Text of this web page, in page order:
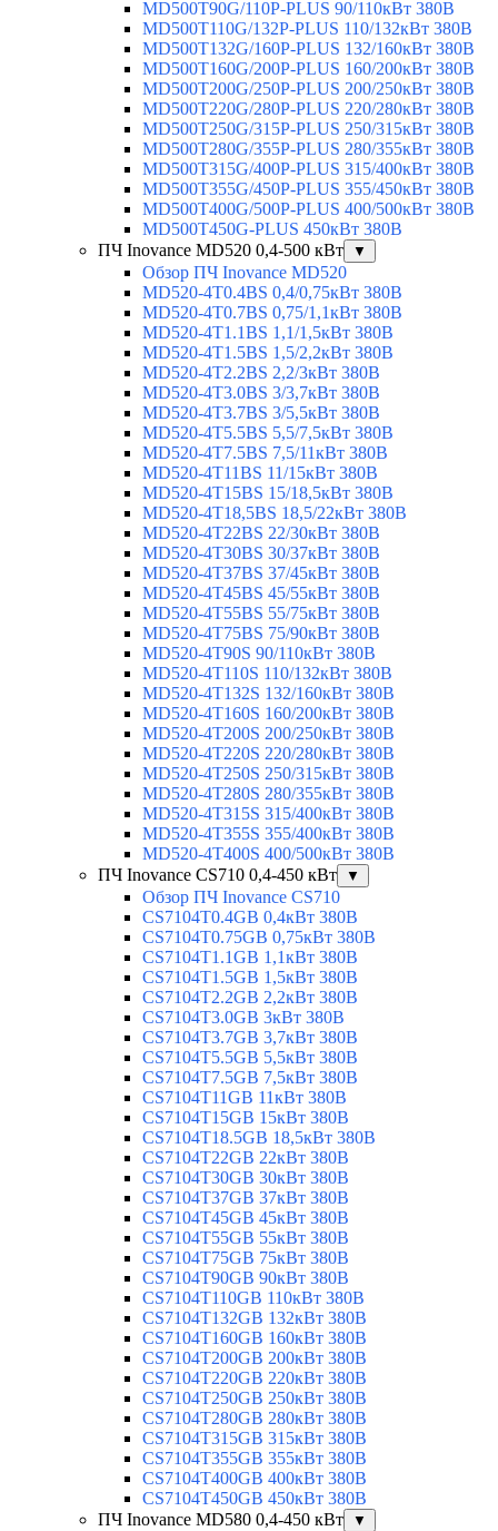
MD500T90G/110P-PLUS 90/110кВт 380В
MD500T110G/132P-PLUS 110/132кВт 380В
MD500T132G/160P-PLUS 132/160кВт 380В
MD500T160G/200P-PLUS 160/200кВт 380В
MD500T200G/250P-PLUS 200/250кВт 380В
MD500T220G/280P-PLUS 220/280кВт 380В
MD500T250G/315P-PLUS 250/315кВт 380В
MD500T280G/355P-PLUS 280/355кВт 380В
MD500T315G/400P-PLUS 315/400кВт 380В
MD500T355G/450P-PLUS 355/450кВт 380В
MD500T400G/500P-PLUS 400/500кВт 380В
MD500T450G-PLUS 450кВт 380В
ПЧ Inovance MD520 0,4-500 кВт
▼
Обзор ПЧ Inovance MD520
MD520-4T0.4BS 0,4/0,75кВт 380В
MD520-4T0.7BS 0,75/1,1кВт 380В
MD520-4T1.1BS 1,1/1,5кВт 380В
MD520-4T1.5BS 1,5/2,2кВт 380В
MD520-4T2.2BS 2,2/3кВт 380В
MD520-4T3.0BS 3/3,7кВт 380В
MD520-4T3.7BS 3/5,5кВт 380В
MD520-4T5.5BS 5,5/7,5кВт 380В
MD520-4T7.5BS 7,5/11кВт 380В
MD520-4T11BS 11/15кВт 380В
MD520-4T15BS 15/18,5кВт 380В
MD520-4T18,5BS 18,5/22кВт 380В
MD520-4T22BS 22/30кВт 380В
MD520-4T30BS 30/37кВт 380В
MD520-4T37BS 37/45кВт 380В
MD520-4T45BS 45/55кВт 380В
MD520-4T55BS 55/75кВт 380В
MD520-4T75BS 75/90кВт 380В
MD520-4T90S 90/110кВт 380В
MD520-4T110S 110/132кВт 380В
MD520-4T132S 132/160кВт 380В
MD520-4T160S 160/200кВт 380В
MD520-4T200S 200/250кВт 380В
MD520-4T220S 220/280кВт 380В
MD520-4T250S 250/315кВт 380В
MD520-4T280S 280/355кВт 380В
MD520-4T315S 315/400кВт 380В
MD520-4T355S 355/400кВт 380В
MD520-4T400S 400/500кВт 380В
ПЧ Inovance CS710 0,4-450 кВт
▼
Обзор ПЧ Inovance CS710
CS7104T0.4GB 0,4кВт 380В
CS7104T0.75GB 0,75кВт 380В
CS7104T1.1GB 1,1кВт 380В
CS7104T1.5GB 1,5кВт 380В
CS7104T2.2GB 2,2кВт 380В
CS7104T3.0GB 3кВт 380В
CS7104T3.7GB 3,7кВт 380В
CS7104T5.5GB 5,5кВт 380В
CS7104T7.5GB 7,5кВт 380В
CS7104T11GB 11кВт 380В
CS7104T15GB 15кВт 380В
CS7104T18.5GB 18,5кВт 380В
CS7104T22GB 22кВт 380В
CS7104T30GB 30кВт 380В
CS7104T37GB 37кВт 380В
CS7104T45GB 45кВт 380В
CS7104T55GB 55кВт 380В
CS7104T75GB 75кВт 380В
CS7104T90GB 90кВт 380В
CS7104T110GB 110кВт 380В
CS7104T132GB 132кВт 380В
CS7104T160GB 160кВт 380В
CS7104T200GB 200кВт 380В
CS7104T220GB 220кВт 380В
CS7104T250GB 250кВт 380В
CS7104T280GB 280кВт 380В
CS7104T315GB 315кВт 380В
CS7104T355GB 355кВт 380В
CS7104T400GB 400кВт 380В
CS7104T450GB 450кВт 380В
ПЧ Inovance MD580 0,4-450 кВт
▼